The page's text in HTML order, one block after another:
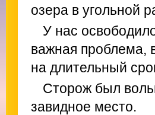
озера в угольной
У нас
важная проблема,
на длительный
Сторож был
завидное место.